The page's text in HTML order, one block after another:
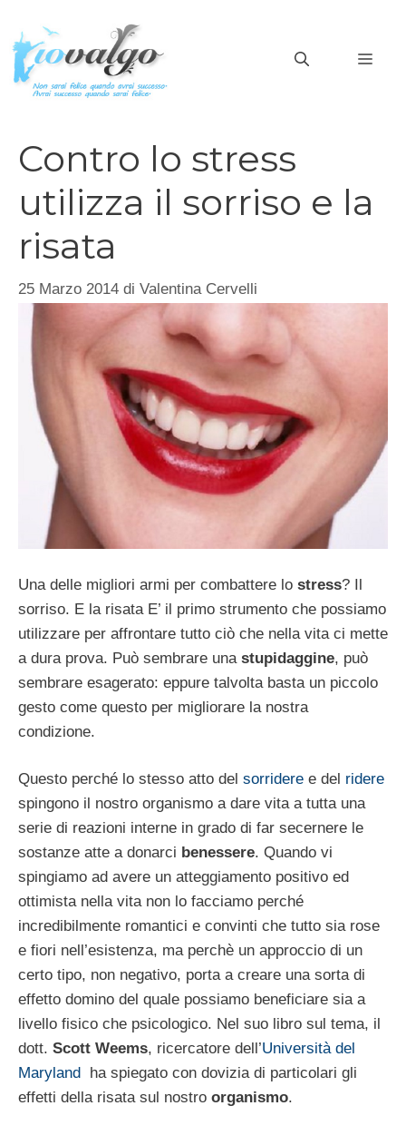
contenuto
Contro lo stress
utilizza il sorriso e la
risata
25 Marzo 2014 di Valentina Cervelli
Una delle migliori armi per combattere lo stress? Il
sorriso. E la risata E’ il primo strumento che possiamo
utilizzare per affrontare tutto ciò che nella vita ci mette
a dura prova. Può sembrare una stupidaggine, può
sembrare esagerato: eppure talvolta basta un piccolo
gesto come questo per migliorare la nostra
condizione.
Questo perché lo stesso atto del sorridere e del ridere
spingono il nostro organismo a dare vita a tutta una
serie di reazioni interne in grado di far secernere le
sostanze atte a donarci benessere. Quando vi
spingiamo ad avere un atteggiamento positivo ed
ottimista nella vita non lo facciamo perché
incredibilmente romantici e convinti che tutto sia rose
e fiori nell’esistenza, ma perchè un approccio di un
certo tipo, non negativo, porta a creare una sorta di
effetto domino del quale possiamo beneficiare sia a
livello fisico che psicologico. Nel suo libro sul tema, il
dott. Scott Weems, ricercatore dell’Università del
Maryland
ha spiegato con dovizia di particolari gli
effetti della risata sul nostro organismo.